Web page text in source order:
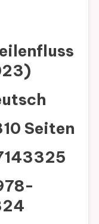
Seiten